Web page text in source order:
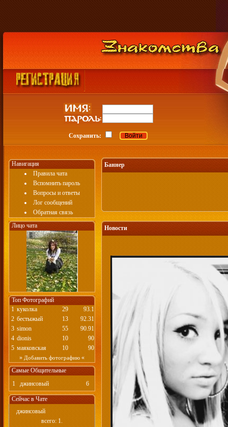
Сохранить:
Навигация
Правила чата
Вспомнить пароль
Вопросы и ответы
Лог сообщений
Обратная связь
Лицо чата
Топ Фотографий
1 куколка 29
93.1
2 бестыжый 13
92.31
3 simon 55
90.91
4 dionis 10
90
5 маяковская 10
90
» Добавить фотографию «
Самые Общительные
1
джинсовый 6
Сейчас в Чате
джинсовый
всего: 1.
Баннер
Новости